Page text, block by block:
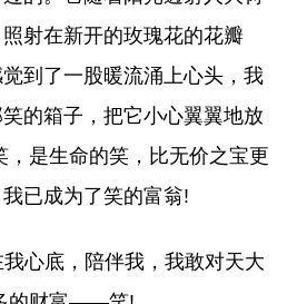
射在新开的玫瑰花的花瓣
到了一股暖流涌上心头，我
的箱子，把它小心翼翼地放
，是生命的笑，比无价之宝更
已成为了笑的富翁!
心底，陪伴我，我敢对天大